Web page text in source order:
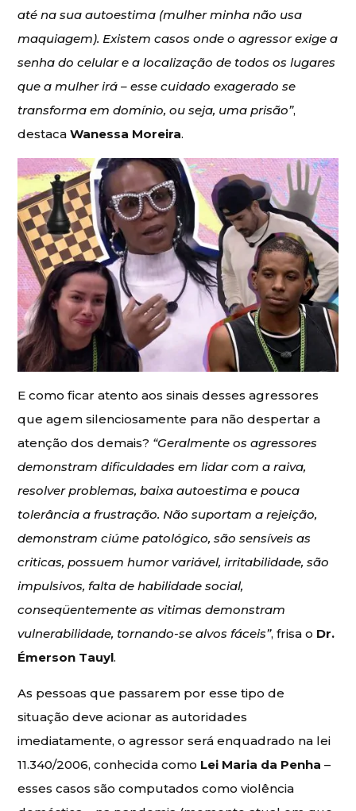
até na sua autoestima (mulher minha não usa
maquiagem). Existem casos onde o agressor exige a
senha do celular e a localização de todos os lugares
que a mulher irá – esse cuidado exagerado se
transforma em domínio, ou seja, uma prisão”,
destacaWanessa Moreira.
E como ficar atento aos sinais desses agressores
que agem silenciosamente para não despertar a
atenção dos demais? “Geralmente os agressores
demonstram dificuldades em lidar com a raiva,
resolver problemas, baixa autoestima e pouca
tolerância a frustração. Não suportam a rejeição,
demonstram ciúme patológico, são sensíveis as
criticas, possuem humor variável, irritabilidade, são
impulsivos, falta de habilidade social,
conseqüentemente as vitimas demonstram
vulnerabilidade, tornando-se alvos fáceis”, frisa o Dr.
Émerson Tauyl.
As pessoas que passarem por esse tipo de
situação deve acionar as autoridades
imediatamente, o agressor será enquadrado na lei
11.340/2006, conhecida como Lei Maria da Penha–
esses casos são computados como violência